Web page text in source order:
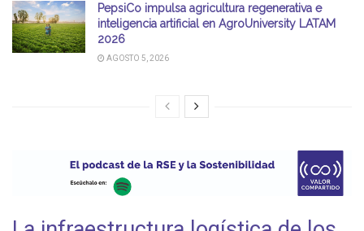
PepsiCo impulsa agricultura regenerativa e
inteligencia artificial en AgroUniversity LATAM
2026
AGOSTO 5, 2026